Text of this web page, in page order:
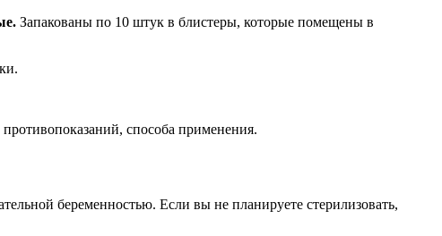
Запакованы по 10 штук в блистеры, которые помещены в
способа применения.
беременностью. Если вы не планируете стерилизовать,